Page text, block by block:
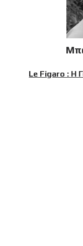
Le Figaro : Η